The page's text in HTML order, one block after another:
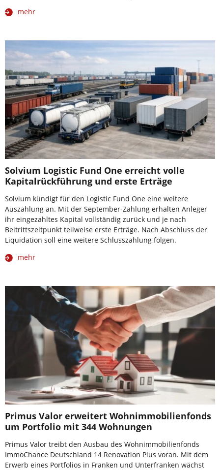
mehr
Solvium Logistic Fund One erreicht volle
Kapitalrückführung und erste Erträge
Solvium kündigt für den Logistic Fund One eine weitere
Auszahlung an. Mit der September-Zahlung erhalten Anleger
ihr eingezahltes Kapital vollständig zurück und je nach
Beitrittszeitpunkt teilweise erste Erträge. Nach Abschluss der
Liquidation soll eine weitere Schlusszahlung folgen.
mehr
Primus Valor erweitert Wohnimmobilienfonds
um Portfolio mit 344 Wohnungen
Primus Valor treibt den Ausbau des Wohnimmobilienfonds
ImmoChance Deutschland 14 Renovation Plus voran. Mit dem
Erwerb eines Portfolios in Franken und Unterfranken wächst